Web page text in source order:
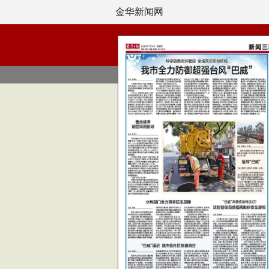
金华新闻网